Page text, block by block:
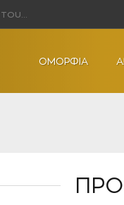
ΟΜΟΡΦΙΑ